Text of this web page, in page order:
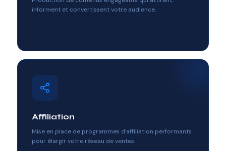
informent et convertissent votre audience.
Affiliation
Mise en place de programmes d'affiliation performants
pour élargir votre réseau de ventes.